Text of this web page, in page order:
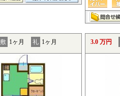
敷 1ヶ月 礼 1ヶ月 3.0 万円